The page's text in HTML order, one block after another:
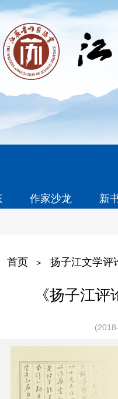
作家沙龙 新
首页 > 扬子江文学评
《扬子江